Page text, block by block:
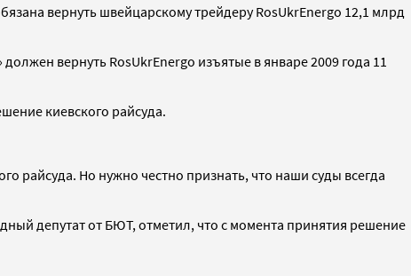
вернуть швейцарскому трейдеру RosUkrEnergo 12,1 млрд
вернуть RosUkrEnergo изъятые в январе 2009 года 11
киевского райсуда.
райсуда. Но нужно честно признать, что наши суды всегда
депутат от БЮТ, отметил, что с момента принятия решение